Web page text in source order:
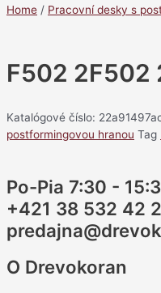
Home / Pracovní desky s
F502 2F502
Katalógové číslo:
postformingovou hranou Tag
Po-Pia 7:30 -
+421 38 532 42
O Drevokoran